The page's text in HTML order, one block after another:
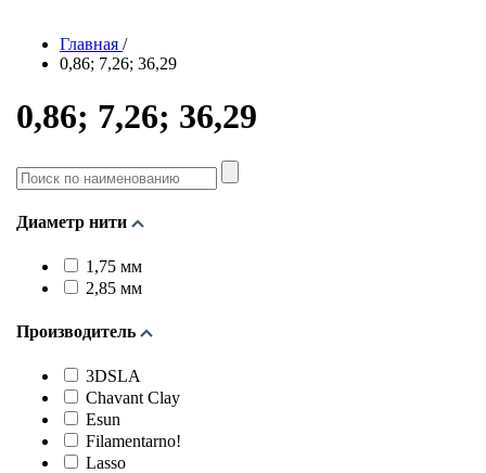
Главная /
0,86; 7,26; 36,29
0,86; 7,26; 36,29
Поиск
по
Диаметр нити
1,75 мм
2,85 мм
Производитель
3DSLA
Chavant Clay
Esun
Filamentarno!
Lasso